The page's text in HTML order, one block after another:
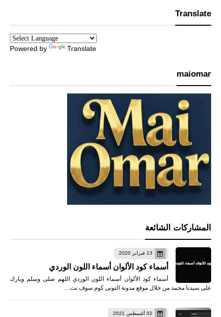
Translate
Powered by Translate
maiomar
المشاركات الشائعة
13 فبراير 2020
أسماء كود الألوان أسماء اللون الوردي
أسماء كود الألوان أسماء اللون الوردي اللهم صلى وسلم وبارك
على سيدنا محمد من خلال موقع مدونة التونى كوم سوف نت…
02 أغسطس 2021